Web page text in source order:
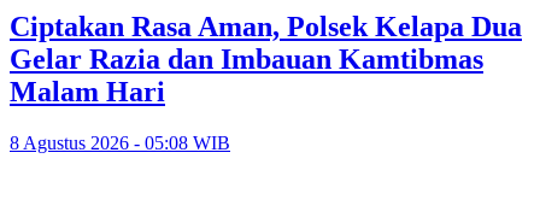
Ciptakan Rasa Aman, Polsek Kelapa Dua
Gelar Razia dan Imbauan Kamtibmas
Malam Hari
8 Agustus 2026 - 05:08 WIB